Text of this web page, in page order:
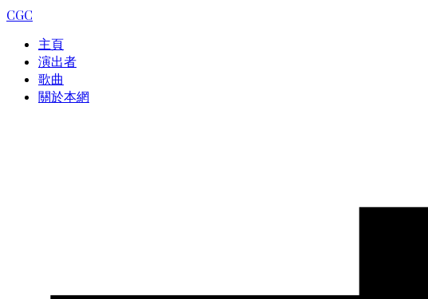
CGC
主頁
演出者
歌曲
關於本網